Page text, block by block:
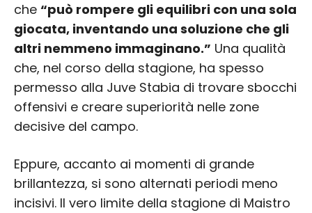
che “può rompere gli equilibri con una sola
giocata, inventando una soluzione che gli
altri nemmeno immaginano.” Una qualità
che, nel corso della stagione, ha spesso
permesso alla Juve Stabia di trovare sbocchi
offensivi e creare superiorità nelle zone
decisive del campo.
Eppure, accanto ai momenti di grande
brillantezza, si sono alternati periodi meno
incisivi. Il vero limite della stagione di Maistro